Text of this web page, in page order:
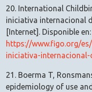
20. International
iniciativa internacional
[Internet]. Disponible en:
https://www.figo.org/
iniciativa-
21. Boerma T,
epidemiology of use